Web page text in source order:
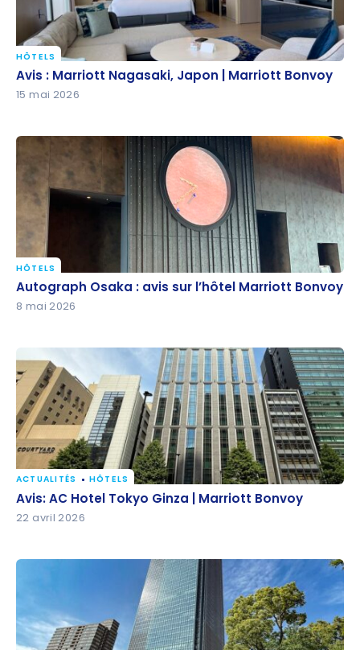
Avis : Marriott Nagasaki, Japon | Marriott Bonvoy
HÔTELS
Avis : Marriott Nagasaki, Japon | Marriott Bonvoy
15 mai 2026
Autograph Osaka : avis sur l’hôtel Marriott Bonvoy
HÔTELS
Autograph Osaka : avis sur l’hôtel Marriott Bonvoy
8 mai 2026
Avis: AC Hotel Tokyo Ginza | Marriott Bonvoy
ACTUALITÉS HÔTELS
Avis: AC Hotel Tokyo Ginza | Marriott Bonvoy
22 avril 2026